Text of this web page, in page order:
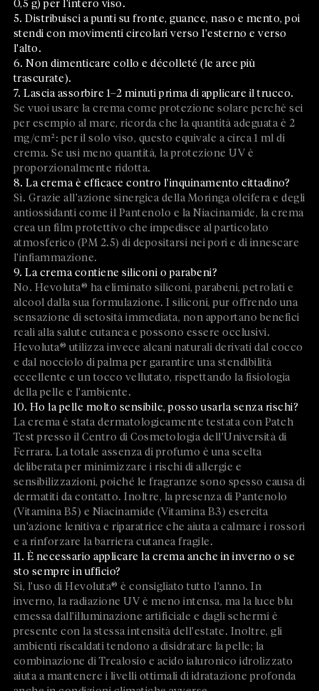
0,5 g) per l'intero viso.
5. Distribuisci a punti su fronte, guance, naso e mento, poi
stendi con movimenti circolari verso l'esterno e verso
l'alto.
6. Non dimenticare collo e décolleté (le aree più
trascurate).
7. Lascia assorbire 1–2 minuti prima di applicare il trucco.
Se vuoi usare la crema come protezione solare perchè sei
per esempio al mare, ricorda che la quantità adeguata è 2
mg/cm²: per il solo viso, questo equivale a circa 1 ml di
crema. Se usi meno quantità, la protezione UV è
proporzionalmente ridotta.
8. La crema è efficace contro l'inquinamento cittadino?
Sì. Grazie all'azione sinergica della Moringa oleifera e degli
antiossidanti come il Pantenolo e la Niacinamide, la crema
crea un film protettivo che impedisce al particolato
atmosferico (PM 2.5) di depositarsi nei pori e di innescare
l'infiammazione.
9. La crema contiene siliconi o parabeni?
No. Hevoluta® ha eliminato siliconi, parabeni, petrolati e
alcool dalla sua formulazione. I siliconi, pur offrendo una
sensazione di setosità immediata, non apportano benefici
reali alla salute cutanea e possono essere occlusivi.
Hevoluta® utilizza invece alcani naturali derivati dal cocco
e dal nocciolo di palma per garantire una stendibilità
eccellente e un tocco vellutato, rispettando la fisiologia
della pelle e l'ambiente.
10. Ho la pelle molto sensibile, posso usarla senza rischi?
La crema è stata dermatologicamente testata con Patch
Test presso il Centro di Cosmetologia dell'Università di
Ferrara. La totale assenza di profumo è una scelta
deliberata per minimizzare i rischi di allergie e
sensibilizzazioni, poiché le fragranze sono spesso causa di
dermatiti da contatto. Inoltre, la presenza di Pantenolo
(Vitamina B5) e Niacinamide (Vitamina B3) esercita
un'azione lenitiva e riparatrice che aiuta a calmare i rossori
e a rinforzare la barriera cutanea fragile.
11. È necessario applicare la crema anche in inverno o se
sto sempre in ufficio?
Sì, l'uso di Hevoluta® è consigliato tutto l'anno. In
inverno, la radiazione UV è meno intensa, ma la luce blu
emessa dall'illuminazione artificiale e dagli schermi è
presente con la stessa intensità dell'estate. Inoltre, gli
ambienti riscaldati tendono a disidratare la pelle; la
combinazione di Trealosio e acido ialuronico idrolizzato
aiuta a mantenere i livelli ottimali di idratazione profonda